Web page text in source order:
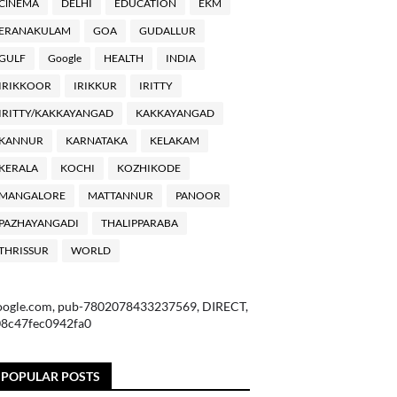
DELHI EDUCATION EKM
GOA GUDALLUR
Google HEALTH INDIA
IRIKKUR IRITTY
KAKKAYANGAD KAKKAYANGAD
KARNATAKA KELAKAM
KOCHI KOZHIKODE
MATTANNUR PANOOR
THALIPPARABA
WORLD
pub-7802078433237569, DIRECT,
POPULAR POSTS